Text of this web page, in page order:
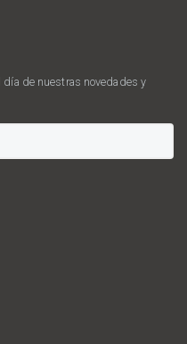
de nuestras novedades y